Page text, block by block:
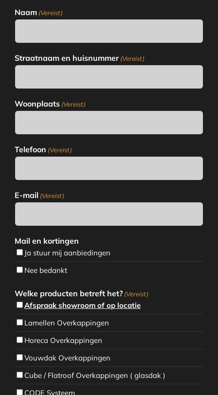
Naam (Vereist)
Straatnaam en huisnummer (Vereist)
Woonplaats (Vereist)
Telefoon (Vereist)
E-mail (Vereist)
Mail en kortingen
Ja stuur mij aanbiedingen
Nee bedankt
Welke producten betreft het? (Vereist)
Afspraak showroom of op locatie
Lamellen Overkappingen
Horeca Overkappingen
Vouwdak Overkappingen
Cube / Flatroof Overkappingen ( glasdak )
CODE Systeem